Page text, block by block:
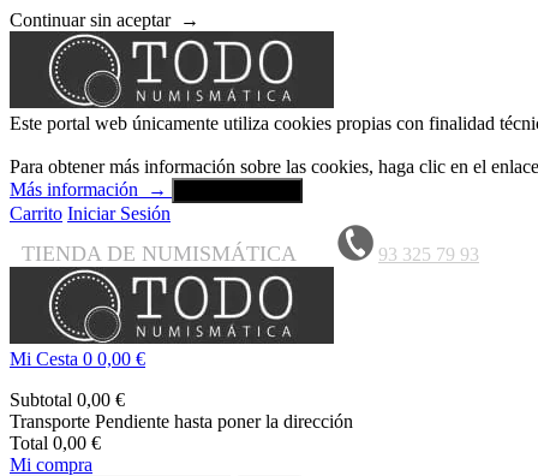
Continuar sin aceptar →
Este portal web únicamente utiliza cookies propias con finalidad
Para obtener más información sobre las cookies, haga clic en el
Más información
→
Carrito Iniciar Sesión
TIENDA DE NUMISMÁTICA 93 325 79 93
Mi Cesta 0 0,00 €
Subtotal 0,00 €
Transporte Pendiente hasta poner la dirección
Total 0,00 €
Mi compra